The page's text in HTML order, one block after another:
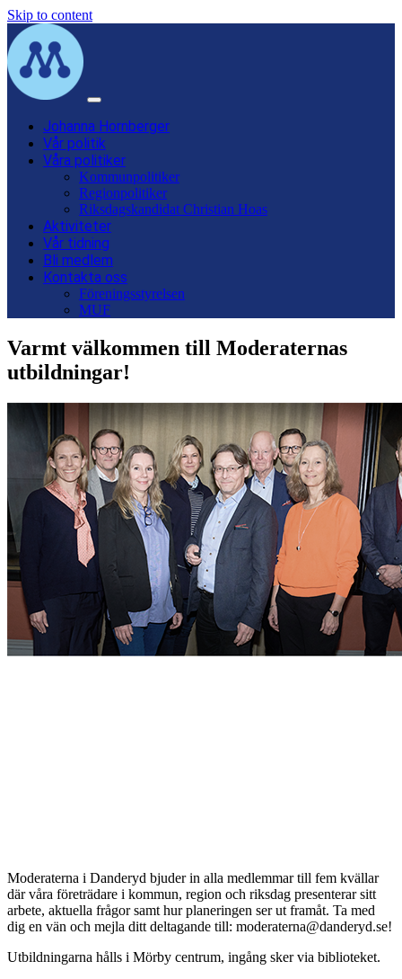
Skip to content
Main
Navigation
Johanna Hornberger
Vår politik
Våra politiker
Kommunpolitiker
Regionpolitiker
Riksdagskandidat Christian Hoas
Aktiviteter
Vår tidning
Bli medlem
Kontakta oss
Föreningsstyrelsen
MUF
Varmt välkommen till Moderaternas
utbildningar!
Moderaterna i Danderyd bjuder in alla medlemmar till fem kvällar
där våra företrädare i kommun, region och riksdag presenterar sitt
arbete, aktuella frågor samt hur planeringen ser ut framåt. Ta med
dig en vän och mejla ditt deltagande till: moderaterna@danderyd.se!
Utbildningarna hålls i Mörby centrum, ingång sker via biblioteket.